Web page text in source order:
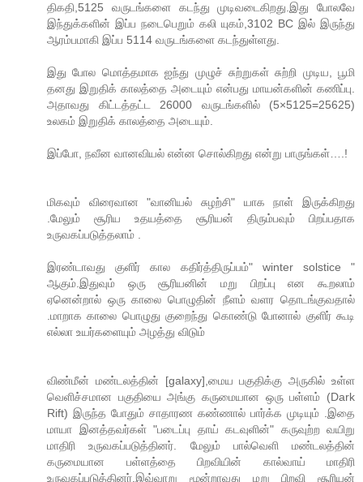
திகதி,5125 வருடங்களை கடந்து முடிவடைகிறது.இது போலவே
இந்துக்களின் இப்ப நடைபெறும் கலி யுகம்,3102 BC இல் இருந்து
ஆரம்பமாகி இப்ப 5114 வருடங்களை கடந்துள்ளது.
இது போல மொத்தமாக ஐந்து முழுச் சுற்றுகள் சுற்றி முடிய, பூமி
தனது இறுதிக் காலத்தை அடையும் என்பது மாயன்களின் கணிப்பு.
அதாவது கிட்டத்தட்ட 26000 வருடங்களில் (5×5125=25625)
உலகம் இறுதிக் காலத்தை அடையும்.
இப்போ, நவீன வானவியல் என்ன சொல்கிறது என்று பாருங்கள்….!
மிகவும் விரைவான "வானியல் சுழற்சி" யாக நாள் இருக்கிறது
.மேலும் சூரிய உதயத்தை சூரியன் திரும்பவும் பிறப்பதாக
உருவகப்படுத்தலாம் .
இரண்டாவது குளிர் கால கதிர்த்திருப்பம்" winter solstice "
ஆகும்.இதுவும் ஒரு சூரியனின் மறு பிறப்பு என கூறலாம்
ஏனென்றால் ஒரு காலை பொழுதின் நீளம் வளர தொடங்குவதால்
.மாறாக காலை பொழுது குறைந்து கொண்டு போனால் குளிர் கூடி
எல்லா உயர்களையும் அழத்து விடும்
விண்மீன் மண்டலத்தின் [galaxy],மைய பகுதிக்கு அருகில் உள்ள
வெளிச்சமான பகுதியை அங்கு கருமையான ஒரு பள்ளம் (Dark
Rift) இருந்த போதும் சாதாரண கண்ணால் பார்க்க முடியும் .இதை
மாயா இனத்தவர்கள் "படைப்பு தாய் கடவுளின்" கருவுற்ற வயிறு
மாதிரி உருவகப்படுத்தினர். மேலும் பால்வெளி மண்டலத்தின்
கருமையான பள்ளத்தை பிறவியின் கால்வாய் மாதிரி
உருவகப்படுத்தினர்.இவ்வாறு மூன்றாவது மறு பிறவி சூரியன்